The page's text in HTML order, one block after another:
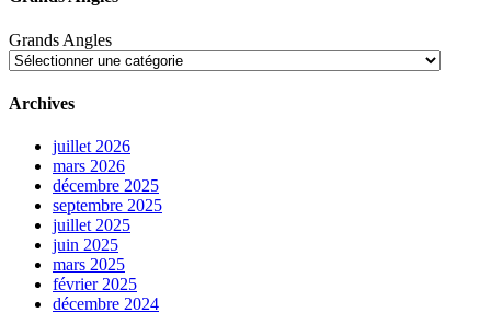
Grands Angles
Archives
juillet 2026
mars 2026
décembre 2025
septembre 2025
juillet 2025
juin 2025
mars 2025
février 2025
décembre 2024